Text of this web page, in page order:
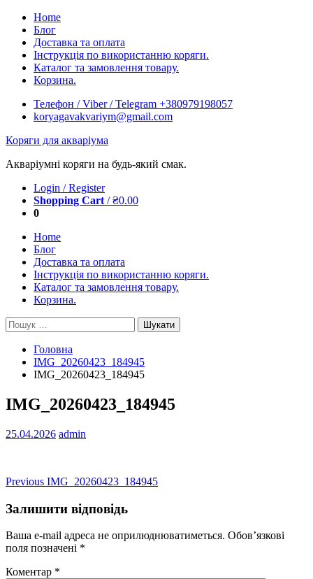
Skip
content
Home
Блог
Доставка та оплата
Інструкція по використанню коряги.
Каталог та замовлення товару.
Корзина.
Телефон / Viber / Telegram +380979198057
koryagavakvariym@gmail.com
Коряги для акваріума
Акваріумні коряги на будь-який смак.
Login / Register
Shopping Cart /₴0.00
0
Home
Блог
Доставка та оплата
Інструкція по використанню коряги.
Каталог та замовлення товару.
Корзина.
Пошук:
Головна
IMG_20260423_184945
IMG_20260423_184945
IMG_20260423_184945
25.04.2026 admin
Навігація
записів
Previous Previous
IMG_20260423_184945
Залишити відповідь
Ваша e-mail адреса не оприлюднюватиметься. Обов’язкові
поля позначені *
Коментар *